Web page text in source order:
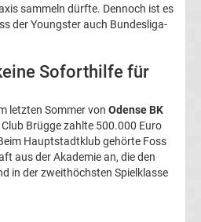
sammeln dürfte. Dennoch ist es
der Youngster auch Bundesliga-
Soforthilfe für
letzten Sommer von Odense BK
Brügge zahlte 500.000 Euro
Hauptstadtklub gehörte Foss
aus der Akademie an, die den
in der zweithöchsten Spielklasse